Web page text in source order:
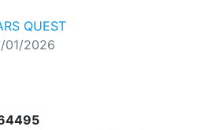
QUEST
01/2026